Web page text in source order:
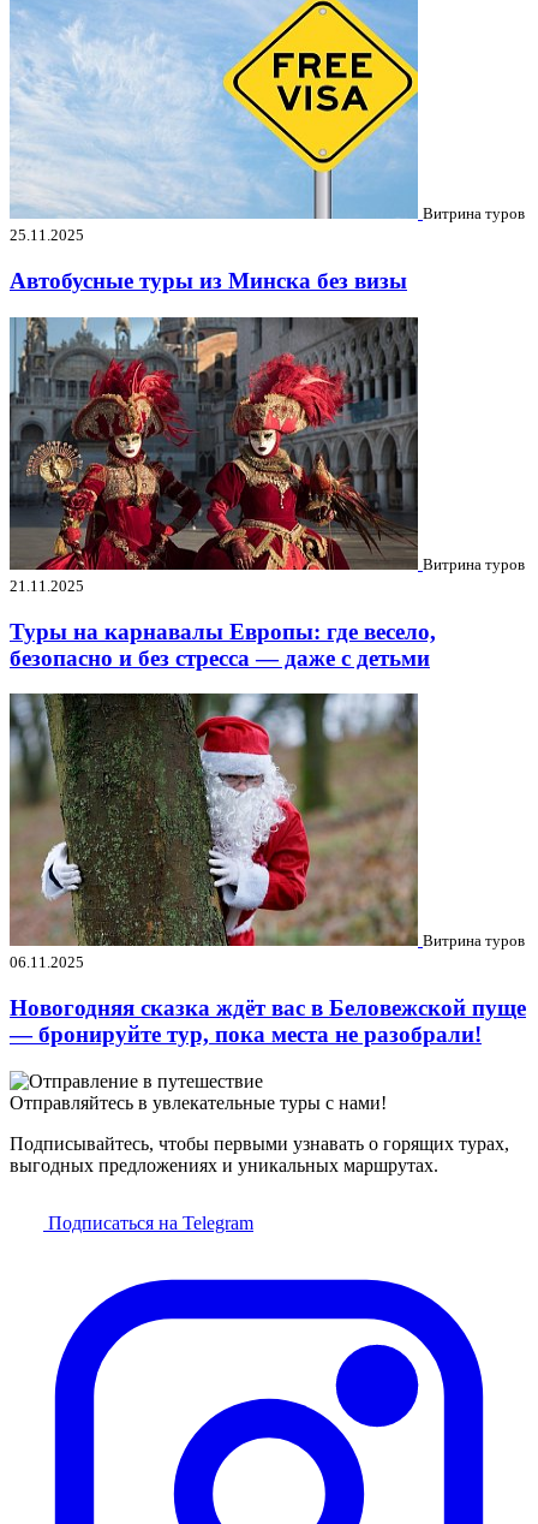
Витрина туров
25.11.2025
Автобусные туры из Минска без визы
Витрина туров
21.11.2025
Туры на карнавалы Европы: где весело,
безопасно и без стресса — даже с детьми
Витрина туров
06.11.2025
Новогодняя сказка ждёт вас в Беловежской пуще
— бронируйте тур, пока места не разобрали!
Отправляйтесь в увлекательные туры с нами!
Подписывайтесь, чтобы первыми узнавать о горящих турах,
выгодных предложениях и уникальных маршрутах.
Подписаться на Telegram